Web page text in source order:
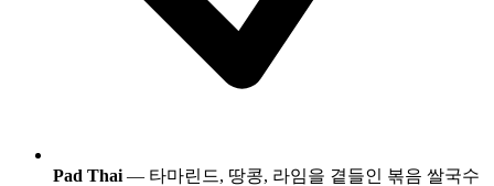
Pad Thai — 타마린드, 땅콩, 라임을 곁들인 볶음 쌀국수